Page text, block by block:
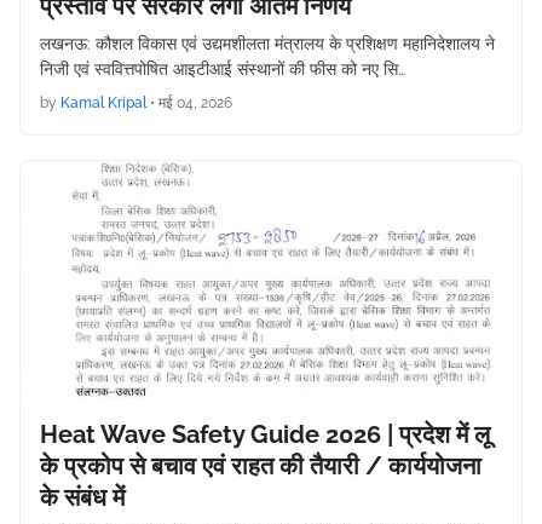
प्रस्ताव पर सरकार लेगी अंतिम निर्णय
लखनऊ: कौशल विकास एवं उद्यमशीलता मंत्रालय के प्रशिक्षण महानिदेशालय ने
निजी एवं स्ववित्तपोषित आइटीआई संस्थानों की फीस को नए सि…
by Kamal Kripal • मई 04, 2026
Heat Wave Safety Guide 2026 | प्रदेश में लू
के प्रकोप से बचाव एवं राहत की तैयारी / कार्ययोजना
के संबंध में